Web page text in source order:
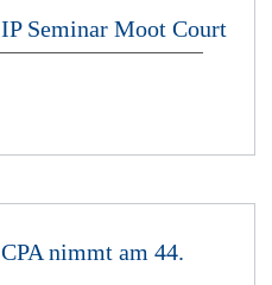
IP Seminar Moot Court
CPA nimmt am 44.